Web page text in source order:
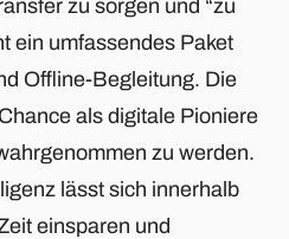
zu sorgen und “zu
ein umfassendes Paket
Offline-Begleitung. Die
als digitale Pioniere
zu werden.
lässt sich innerhalb
einsparen und